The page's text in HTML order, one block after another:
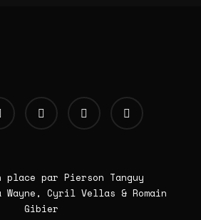
par Pierson Tanguy
Wayne, Cyril Vellas & Romain
Gibier